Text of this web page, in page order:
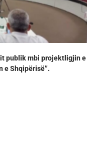
publik mbi projektligjin e
e Shqipërisë”.